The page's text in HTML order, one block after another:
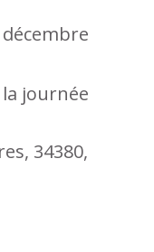
journée
34380,